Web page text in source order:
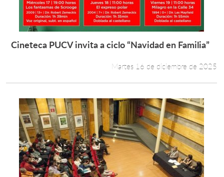
Leer más +
Cineteca PUCV invita a ciclo “Navidad en Familia”
Martes 16 de diciembre de 2025